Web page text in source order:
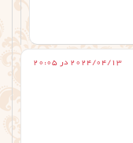
2024/04/13 در 20:05